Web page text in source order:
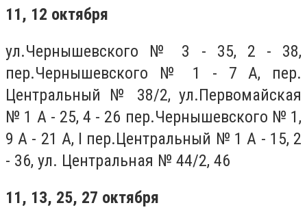
11, 12 октября
ул.Чернышевского № 3 - 35, 2 - 38,
пер.Чернышевского № 1 - 7 А, пер.
Центральный № 38/2, ул.Первомайская
№ 1 А - 25, 4 - 26 пер.Чернышевского № 1,
9 А - 21 А, I пер.Центральный № 1 А - 15, 2
- 36, ул. Центральная № 44/2, 46
11, 13, 25, 27 октября